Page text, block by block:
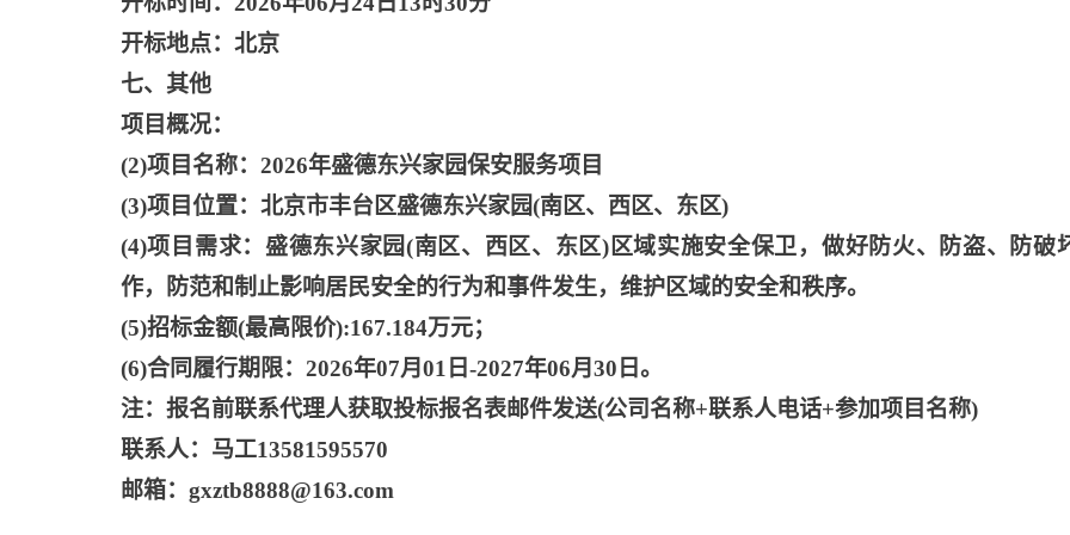
开标地点：北京
七、其他
项目概况：
(2)项目名称：2026年盛德东兴家园保安服务项目
(3)项目位置：北京市丰台区盛德东兴家园(南区、西区、东区)
(4)项目需求：盛德东兴家园(南区、西区、东区)区域实施安全保卫，做好防火、防盗、防破
作，防范和制止影响居民安全的行为和事件发生，维护区域的安全和秩序。
(5)招标金额(最高限价):167.184万元；
(6)合同履行期限：2026年07月01日-2027年06月30日。
注：报名前联系代理人获取投标报名表邮件发送(公司名称+联系人电话+参加项目名称)
联系人：马工13581595570
邮箱： gxztb8888@163.com